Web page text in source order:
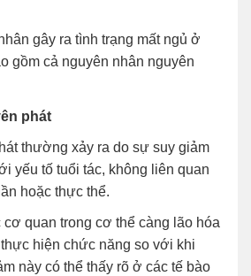
gây ra tình trạng mất ngủ ở
gồm cả nguyên nhân nguyên
phát
thường xảy ra do sự suy giảm
yếu tố tuổi tác, không liên quan
hoặc thực thể.
quan trong cơ thể càng lão hóa
hiện chức năng so với khi
này có thể thấy rõ ở các tế bào